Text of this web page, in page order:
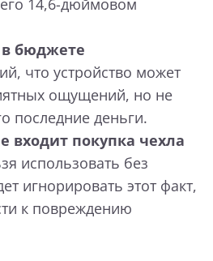
14,6-дюймовом
бюджете
что устройство может
ощущений, но не
последние деньги.
входит покупка чехла
использовать без
игнорировать этот факт,
к повреждению